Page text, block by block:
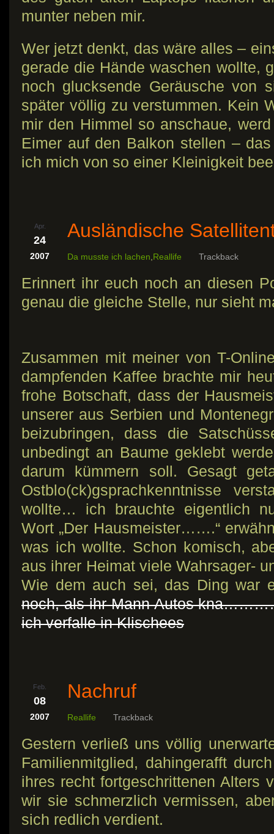
munter neben mir.
Wer jetzt denkt, das wäre alles –
gerade die Hände waschen wollte,
noch glucksende Geräusche von
später völlig zu verstummen. Kein
mir den Himmel so anschaue,
Eimer auf den Balkon stellen –
ich mich von so einer Kleinigkeit
Apr.
24
2007
Ausländische
Da musste ich lachen Reallife Trackback
Erinnert ihr euch noch an diesen
genau die gleiche Stelle, nur sieht
Zusammen mit meiner von T-
dampfenden Kaffee brachte mir
frohe Botschaft, dass der
unserer aus Serbien und
beizubringen, dass die
unbedingt an Baume geklebt
darum kümmern soll. Gesagt
Ostblo(ck)gsprachkenntnisse
wollte… ich brauchte eigentlich
Wort „Der Hausmeister…….“
was ich wollte. Schon komisch,
aus ihrer Heimat viele Wahrsager-
Wie dem auch sei, das Ding war
noch, als ihr Mann Autos
ich verfalle in Klischees
Feb.
08
2007
Nachruf
Reallife Trackback
Gestern verließ uns völlig
Familienmitglied, dahingerafft
ihres recht fortgeschrittenen Alters
wir sie schmerzlich vermissen,
sich redlich verdient.